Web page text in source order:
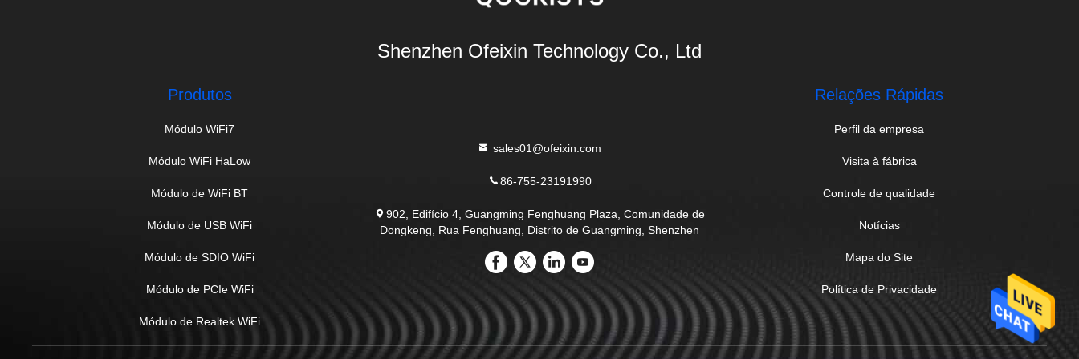
Shenzhen Ofeixin Technology Co., Ltd
Produtos
Módulo WiFi7
Módulo WiFi HaLow
Módulo de WiFi BT
Módulo de USB WiFi
Módulo de SDIO WiFi
Módulo de PCIe WiFi
Módulo de Realtek WiFi
sales01@ofeixin.com
86-755-23191990
902, Edifício 4, Guangming Fenghuang Plaza, Comunidade de
Dongkeng, Rua Fenghuang, Distrito de Guangming, Shenzhen
Relações Rápidas
Perfil da empresa
Visita à fábrica
Controle de qualidade
Notícias
Mapa do Site
Política de Privacidade